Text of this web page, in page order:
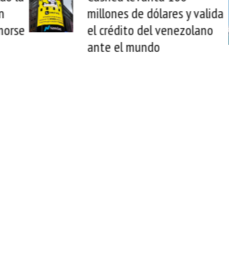
millones de dólares y valida
el crédito del venezolano
ante el mundo